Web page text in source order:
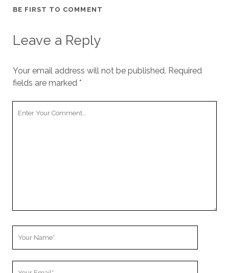
BE FIRST TO COMMENT
Leave a Reply
Your email address will not be published. Required
fields are marked *